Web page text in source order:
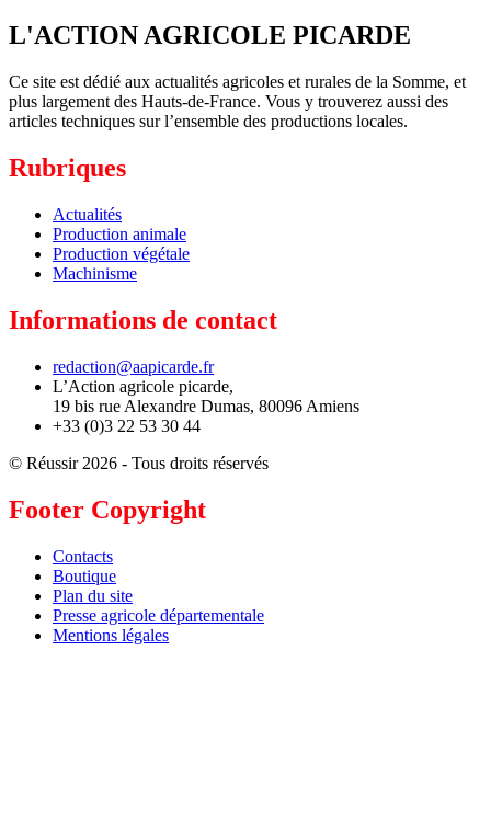
L'ACTION AGRICOLE PICARDE
Ce site est dédié aux actualités agricoles et rurales de la Somme, et
plus largement des Hauts-de-France. Vous y trouverez aussi des
articles techniques sur l’ensemble des productions locales.
Rubriques
Actualités
Production animale
Production végétale
Machinisme
Informations de contact
redaction@aapicarde.fr
L’Action agricole picarde,
19 bis rue Alexandre Dumas, 80096 Amiens
+33 (0)3 22 53 30 44
© Réussir 2026 - Tous droits réservés
Footer Copyright
Contacts
Boutique
Plan du site
Presse agricole départementale
Mentions légales